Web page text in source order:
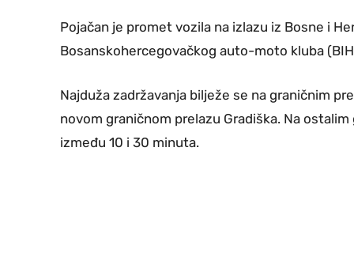
Pojačan je promet vozila na izlazu iz Bosne i
Bosanskohercegovačkog auto-moto kluba
Najduža zadržavanja bilježe se na graničnim
novom graničnom prelazu Gradiška. Na
između 10 i 30 minuta.